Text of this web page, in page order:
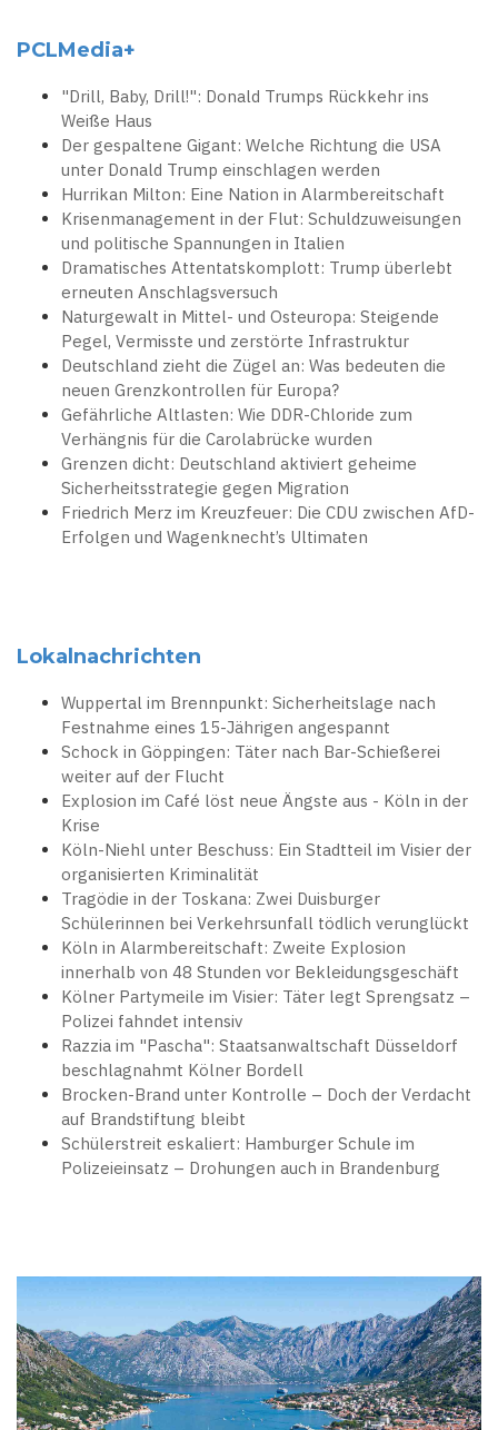
PCLMedia+
"Drill, Baby, Drill!": Donald Trumps Rückkehr ins
Weiße Haus
Der gespaltene Gigant: Welche Richtung die USA
unter Donald Trump einschlagen werden
Hurrikan Milton: Eine Nation in Alarmbereitschaft
Krisenmanagement in der Flut: Schuldzuweisungen
und politische Spannungen in Italien
Dramatisches Attentatskomplott: Trump überlebt
erneuten Anschlagsversuch
Naturgewalt in Mittel- und Osteuropa: Steigende
Pegel, Vermisste und zerstörte Infrastruktur
Deutschland zieht die Zügel an: Was bedeuten die
neuen Grenzkontrollen für Europa?
Gefährliche Altlasten: Wie DDR-Chloride zum
Verhängnis für die Carolabrücke wurden
Grenzen dicht: Deutschland aktiviert geheime
Sicherheitsstrategie gegen Migration
Friedrich Merz im Kreuzfeuer: Die CDU zwischen AfD-
Erfolgen und Wagenknecht’s Ultimaten
Lokalnachrichten
Wuppertal im Brennpunkt: Sicherheitslage nach
Festnahme eines 15-Jährigen angespannt
Schock in Göppingen: Täter nach Bar-Schießerei
weiter auf der Flucht
Explosion im Café löst neue Ängste aus - Köln in der
Krise
Köln-Niehl unter Beschuss: Ein Stadtteil im Visier der
organisierten Kriminalität
Tragödie in der Toskana: Zwei Duisburger
Schülerinnen bei Verkehrsunfall tödlich verunglückt
Köln in Alarmbereitschaft: Zweite Explosion
innerhalb von 48 Stunden vor Bekleidungsgeschäft
Kölner Partymeile im Visier: Täter legt Sprengsatz –
Polizei fahndet intensiv
Razzia im "Pascha": Staatsanwaltschaft Düsseldorf
beschlagnahmt Kölner Bordell
Brocken-Brand unter Kontrolle – Doch der Verdacht
auf Brandstiftung bleibt
Schülerstreit eskaliert: Hamburger Schule im
Polizeieinsatz – Drohungen auch in Brandenburg